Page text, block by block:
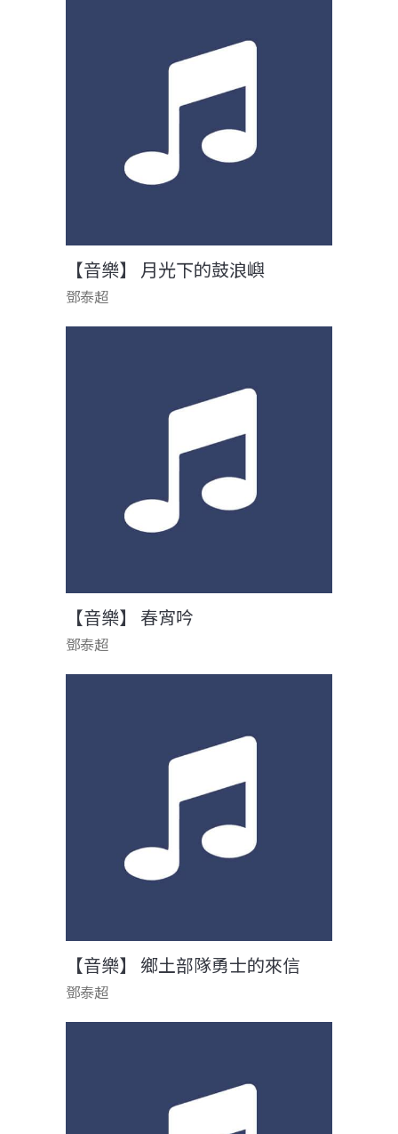
【音樂】 月光下的鼓浪嶼
鄧泰超
【音樂】 春宵吟
鄧泰超
【音樂】 鄉土部隊勇士的來信
鄧泰超